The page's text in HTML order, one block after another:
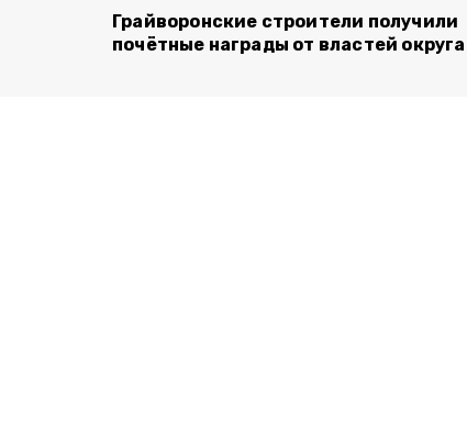
Грайворонские строители получили
почётные награды от властей округа